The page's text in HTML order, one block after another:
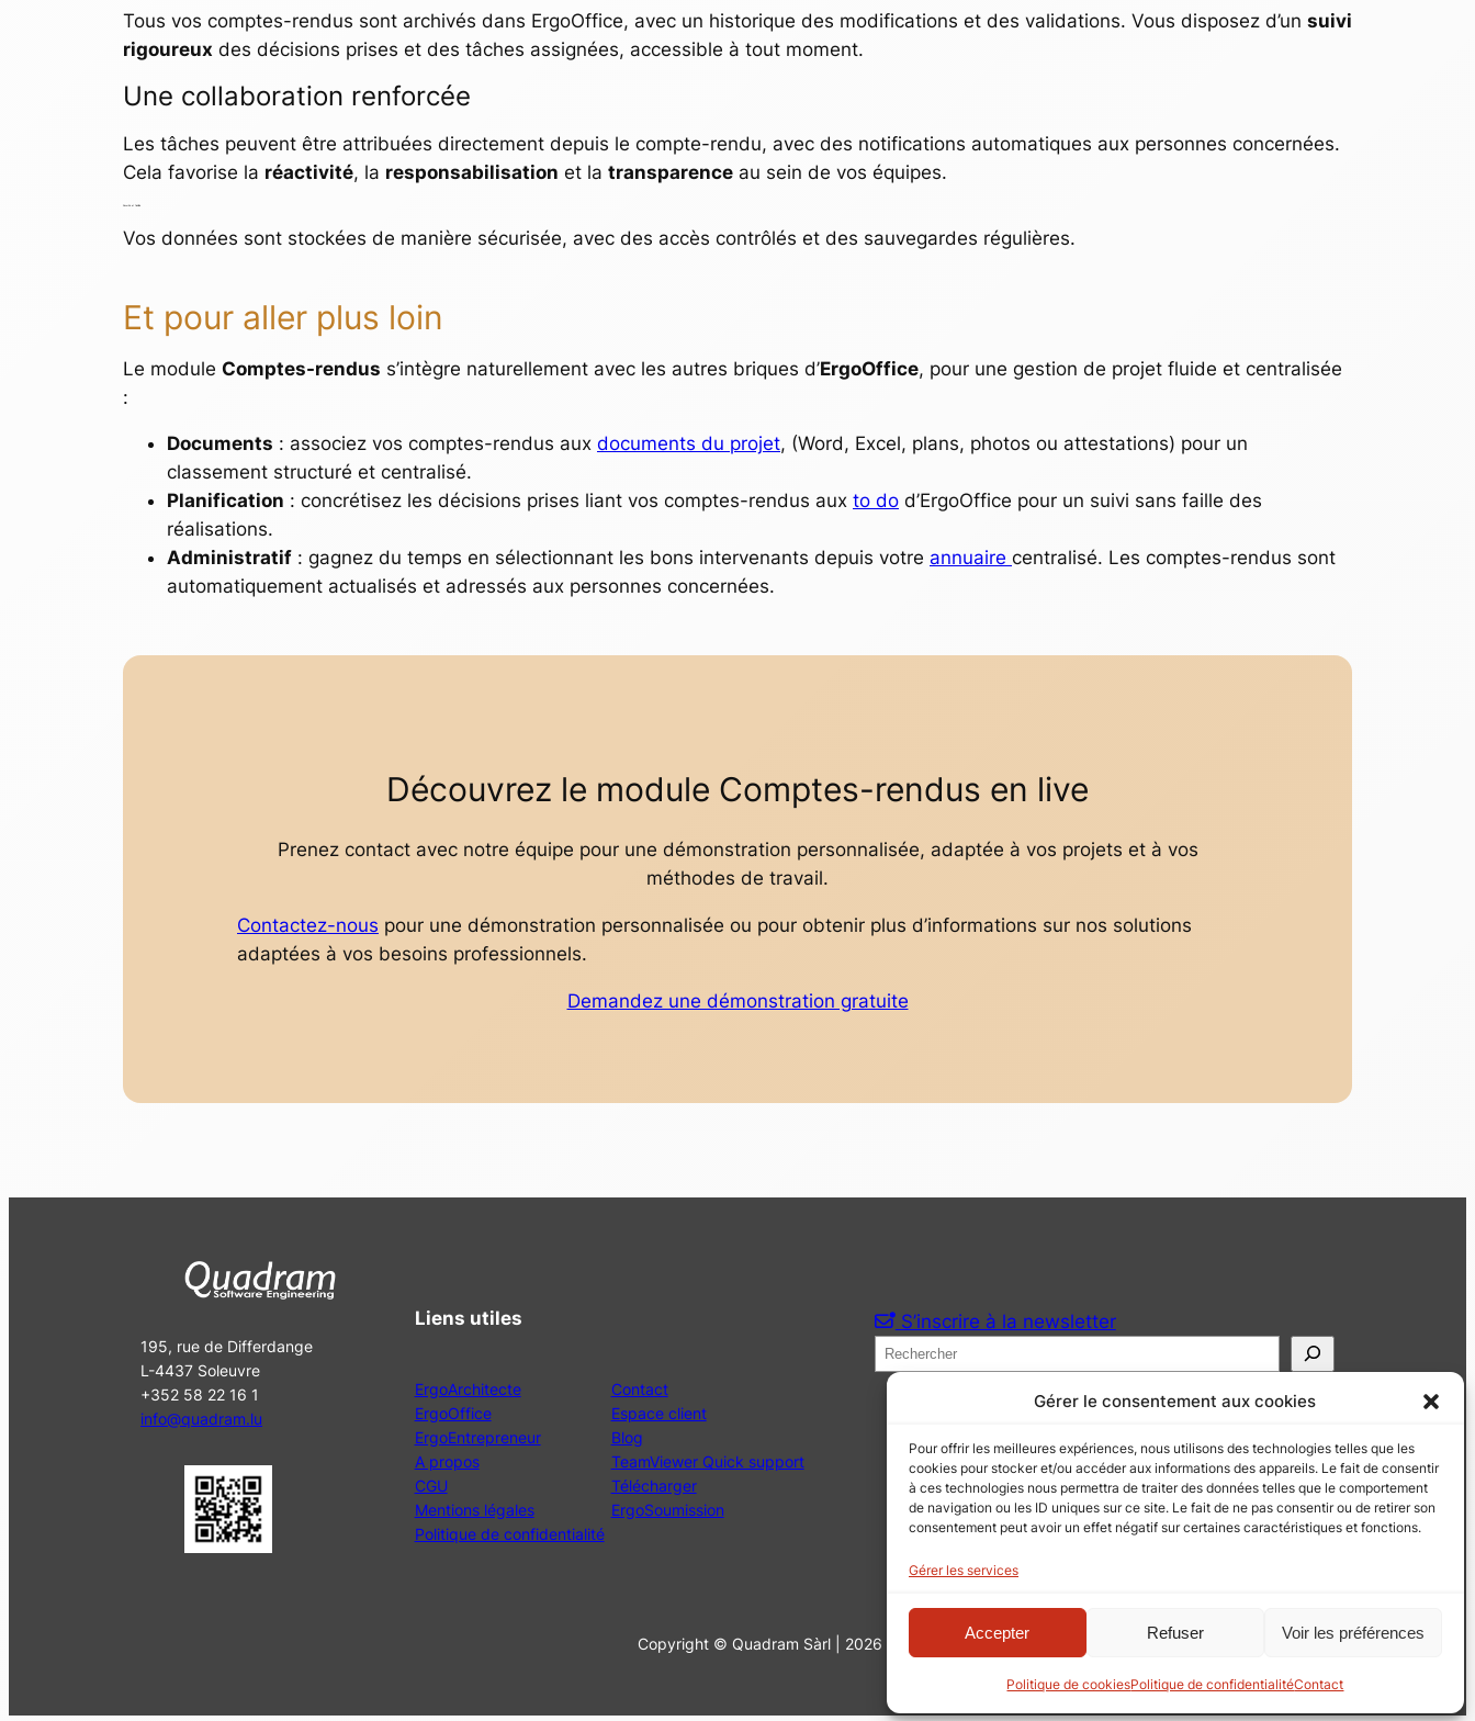
Gérer le consentement aux cookies
Pour offrir les meilleures expériences, nous utilisons des technologies telles que les
cookies pour stocker et/ou accéder aux informations des appareils. Le fait de consentir
à ces technologies nous permettra de traiter des données telles que le comportement
de navigation ou les ID uniques sur ce site. Le fait de ne pas consentir ou de retirer son
consentement peut avoir un effet négatif sur certaines caractéristiques et fonctions.
Gérer les services
Accepter Refuser Voir les préférences
Politique de cookiesPolitique de confidentialitéContact
Tous vos comptes-rendus sont archivés dans ErgoOffice, avec un historique des modifications et des validations. Vous disposez d’un suivi
rigoureux des décisions prises et des tâches assignées, accessible à tout moment.
Une collaboration renforcée
Les tâches peuvent être attribuées directement depuis le compte-rendu, avec des notifications automatiques aux personnes concernées.
Cela favorise la réactivité, la responsabilisation et la transparence au sein de vos équipes.
Vos données sont stockées de manière sécurisée, avec des accès contrôlés et des sauvegardes régulières.
Et pour aller plus loin
Le module Comptes-rendus s’intègre naturellement avec les autres briques d’ErgoOffice, pour une gestion de projet fluide et centralisée
:
Documents : associez vos comptes-rendus aux documents du projet, (Word, Excel, plans, photos ou attestations) pour un
classement structuré et centralisé.
Planification : concrétisez les décisions prises liant vos comptes-rendus aux to do d’ErgoOffice pour un suivi sans faille des
réalisations.
Administratif : gagnez du temps en sélectionnant les bons intervenants depuis votre annuaire centralisé. Les comptes-rendus sont
automatiquement actualisés et adressés aux personnes concernées.
Découvrez le module Comptes-rendus en live
Prenez contact avec notre équipe pour une démonstration personnalisée, adaptée à vos projets et à vos
méthodes de travail.
Contactez-nous pour une démonstration personnalisée ou pour obtenir plus d’informations sur nos solutions
adaptées à vos besoins professionnels.
Demandez une démonstration gratuite
195, rue de Differdange
L-4437 Soleuvre
+352 58 22 16 1
info@quadram.lu
Liens utiles
ErgoArchitecte
ErgoOffice
ErgoEntrepreneur
A propos
CGU
Mentions légales
Politique de confidentialité
Contact
Espace client
Blog
TeamViewer Quick support
Télécharger
ErgoSoumission
S’inscrire à la newsletter
e
Copyright © Quadram Sàrl | 2026